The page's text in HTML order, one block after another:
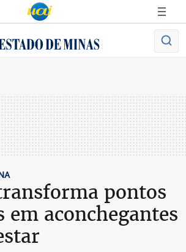
pontos
em aconchegantes